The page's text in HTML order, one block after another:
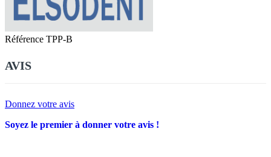
Référence TPP-B
AVIS
Donnez votre avis
Soyez le premier à donner votre avis !